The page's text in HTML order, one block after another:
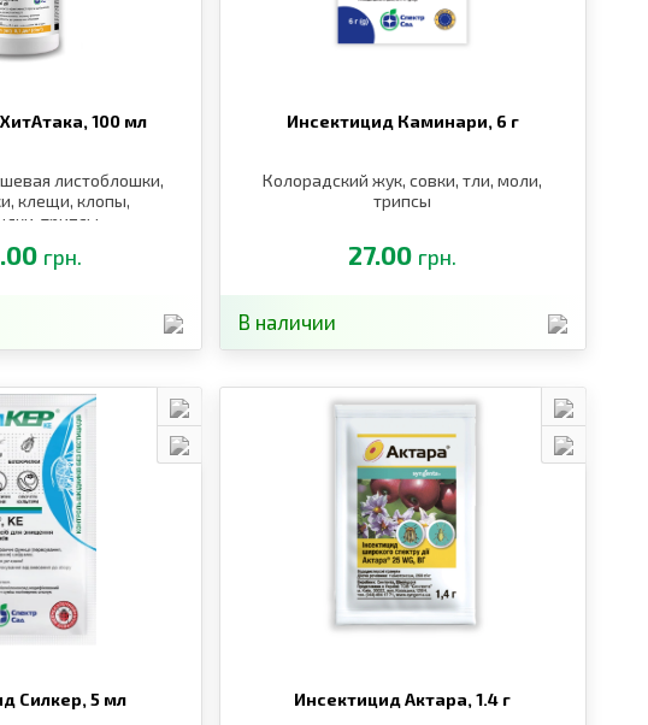
100 мл
листоблошки,
клещи, клопы,
трипсы
грн.
Инсектицид Каминари, 6 г
Колорадский жук, совки, тли, моли,
трипсы
27.00 грн.
В наличии
Силкер,5 мл Инсектицид Актара,1.4 г